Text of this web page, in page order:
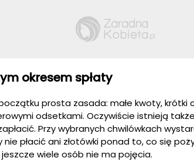
okresem spłaty
prosta zasada: małe kwoty, krótki
odsetkami. Oczywiście istnieją
Przy wybranych chwilówkach
płacić ani złotówki ponad to, co się
wiele osób nie ma pojęcia.